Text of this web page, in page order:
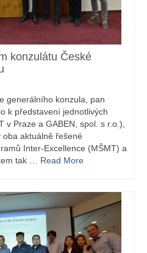
konzulátu České
generálního konzula, pan
k představení jednotlivých
v Praze a GABEN, spol. s r.o.),
aktuálně řešené
Inter-Excellence (MŠMT) a
tak … Read More